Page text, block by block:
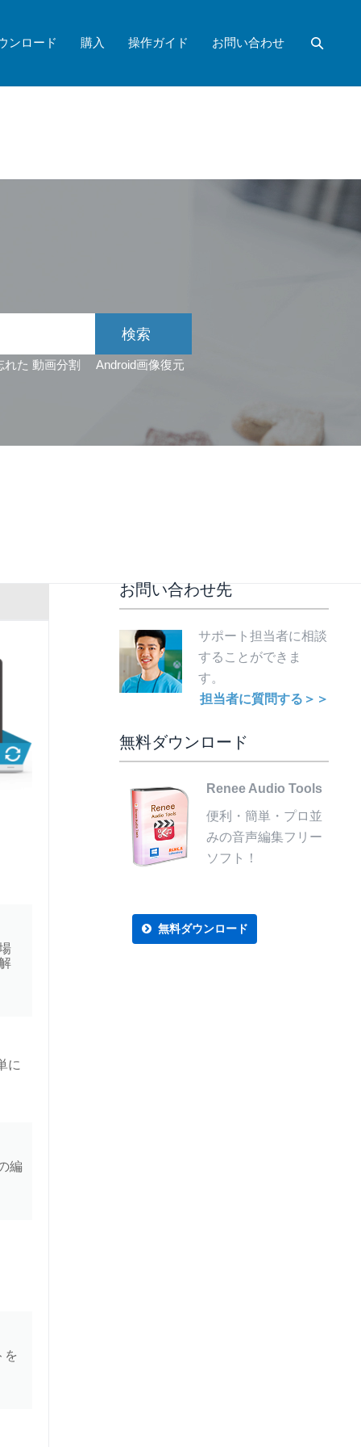
ンロード 購入 操作ガイド お問い合わせ
れた 動画分割 Android画像復元
に
編
を
お問い合わせ先
サポート担当者に相談
することができま
す。
担当者に質問する＞＞
無料ダウンロード
Renee Audio Tools
便利・簡単・プロ並
みの音声編集フリー
ソフト！
無料ダウンロード